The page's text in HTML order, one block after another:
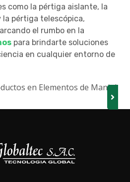
como la pértiga aislante, la
pértiga telescópica,
el rumbo en la
para brindarte soluciones
en cualquier entorno de